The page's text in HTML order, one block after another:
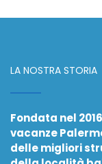
LA NOSTRA STORIA
Fondata nel
vacanze
delle migliori